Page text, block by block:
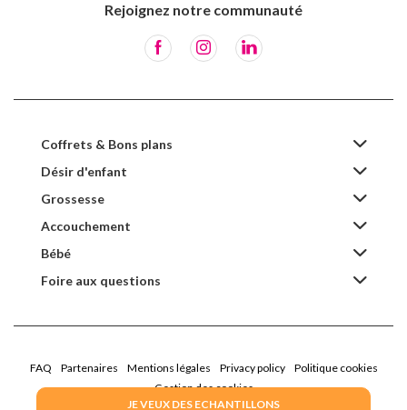
JE VEUX DES ECHANTILLONS
Rejoignez notre communauté
Coffrets & Bons plans
Désir d'enfant
Grossesse
Accouchement
Bébé
Foire aux questions
FAQ Partenaires Mentions légales Privacy policy
Politique cookies
Gestion des cookies